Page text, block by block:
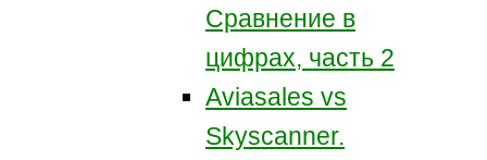
Сравнение в
цифрах, часть 2
Aviasales vs
Skyscanner.